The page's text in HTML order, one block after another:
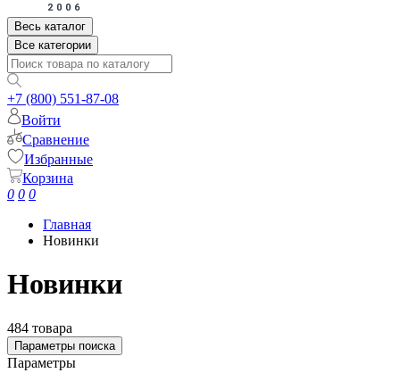
Весь каталог
Все категории
+7 (800) 551-87-08
Войти
Сравнение
Избранные
Корзина
0 0 0
Главная
Новинки
Новинки
484 товара
Параметры поиска
Параметры